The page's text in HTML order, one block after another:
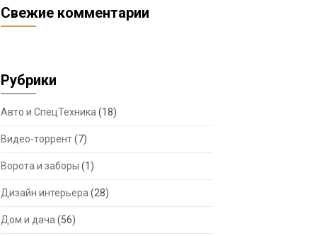
Свежие комментарии
Рубрики
Авто и СпецТехника (18)
Видео-торрент(7)
Ворота и заборы (1)
Дизайн интерьера (28)
Дом и дача (56)